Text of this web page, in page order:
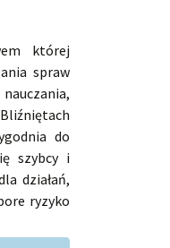
której
spraw
do
szybcy i
działań,
ryzyko